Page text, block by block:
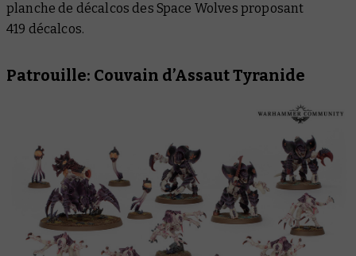
planche de décalcos des Space Wolves proposant
419 décalcos.
Patrouille: Couvain d’Assaut Tyranide